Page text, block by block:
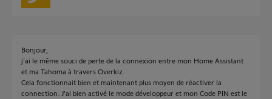
Bonjour,
j'ai le même souci de perte de la connexion entre mon Home Assistant
et ma Tahoma à travers Overkiz.
Cela fonctionnait bien et maintenant plus moyen de réactiver la
connection. J'ai bien activé le mode développeur et mon Code PIN est le